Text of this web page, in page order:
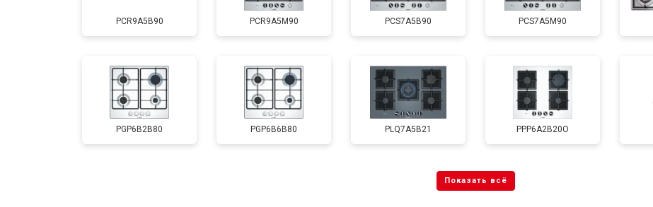
PCR9A5B90 PCR9A5M90 PCS7A5B90 PCS7A5M90
PGP6B2B80 PGP6B6B80 PLQ7A5B21 PPP6A2B20O